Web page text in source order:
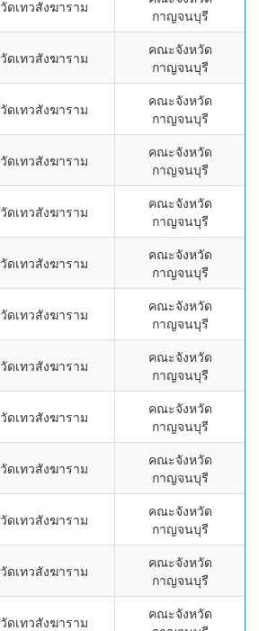
วัดเทวสังฆาราม
กาญจนบุรี
วัดเทวสังฆาราม
คณะจังหวัด
กาญจนบุรี
วัดเทวสังฆาราม
คณะจังหวัด
กาญจนบุรี
วัดเทวสังฆาราม
คณะจังหวัด
กาญจนบุรี
วัดเทวสังฆาราม
คณะจังหวัด
กาญจนบุรี
วัดเทวสังฆาราม
คณะจังหวัด
กาญจนบุรี
วัดเทวสังฆาราม
คณะจังหวัด
กาญจนบุรี
วัดเทวสังฆาราม
คณะจังหวัด
กาญจนบุรี
วัดเทวสังฆาราม
คณะจังหวัด
กาญจนบุรี
วัดเทวสังฆาราม
คณะจังหวัด
กาญจนบุรี
วัดเทวสังฆาราม
คณะจังหวัด
กาญจนบุรี
วัดเทวสังฆาราม
คณะจังหวัด
กาญจนบุรี
วัดเทวสังฆาราม
คณะจังหวัด